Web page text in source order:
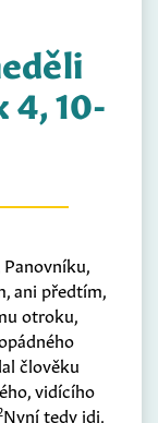
4, 10-
ani předtím,
otroku,
člověku
vidícího
Nyní tedy jdi,